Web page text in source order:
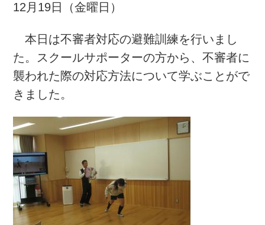
12月19日（金曜日）
本日は不審者対応の避難訓練を行いまし
た。スクールサポーターの方から、不審者に
襲われた際の対応方法について学ぶことがで
きました。